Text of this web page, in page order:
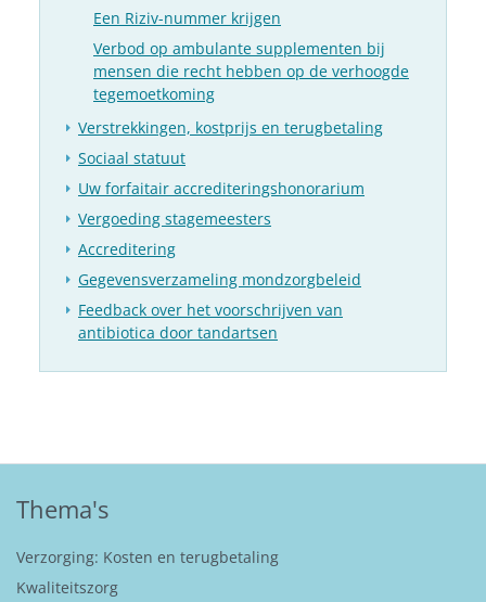
Een Riziv-nummer krijgen
Verbod op ambulante supplementen bij
mensen die recht hebben op de verhoogde
tegemoetkoming
Verstrekkingen, kostprijs en terugbetaling
Sociaal statuut
Uw forfaitair accrediteringshonorarium
Vergoeding stagemeesters
Accreditering
Gegevensverzameling mondzorgbeleid
Feedback over het voorschrijven van
antibiotica door tandartsen
Thema's
Verzorging: Kosten en terugbetaling
Kwaliteitszorg